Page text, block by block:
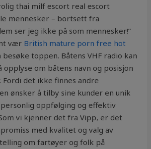
thai milf escort real escort
mennesker – bortsett fra
ser jeg ikke på som mennesker!”
vær British mature porn free hot
toppen. Båtens VHF radio kan
opplyse om båtens navn og posisjon
Fordi det ikke finnes andre
ønsker å tilby sine kunder en unik
oppfølging og effektiv
vi kjenner det fra Vipp, er det
med kvalitet og valg av
om fartøyer og folk på